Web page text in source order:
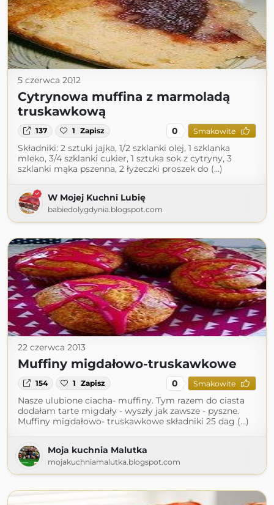
5 czerwca 2012
Cytrynowa muffina z marmoladą
truskawkową
137 1 Zapisz 0 Smakowite
Składniki: 2 sztuki jajka, 1/2 szklanki olej, 1 szklanka
mleko, 3/4 szklanki cukier, 1 sztuka sok z cytryny, 3
szklanki mąka pszenna, 2 łyżeczki proszek do (...)
W Mojej Kuchni Lubię
babiedolygdynia.blogspot.com
22 czerwca 2013
Muffiny migdałowo-truskawkowe
154 1 Zapisz 0 Smakowite
Nasze ulubione ciacha- muffiny. Tym razem do ciasta
dodałam tarte migdały - wyszły jak zawsze - pyszne.
Muffiny migdałowo- truskawkowe składniki 25 dag (...)
Moja kuchnia Malutka
mojakuchniamalutka.blogspot.com